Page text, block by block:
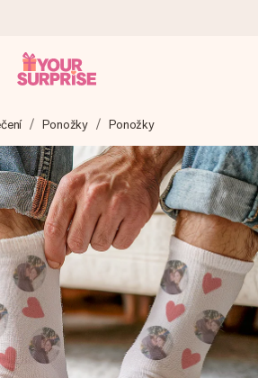
s láskou a bleskově odešleme –
právě v tu správnou chvíli, kdy na
+15 000 recenzí)
nás na Google Reviews
Ponožky Ponožky